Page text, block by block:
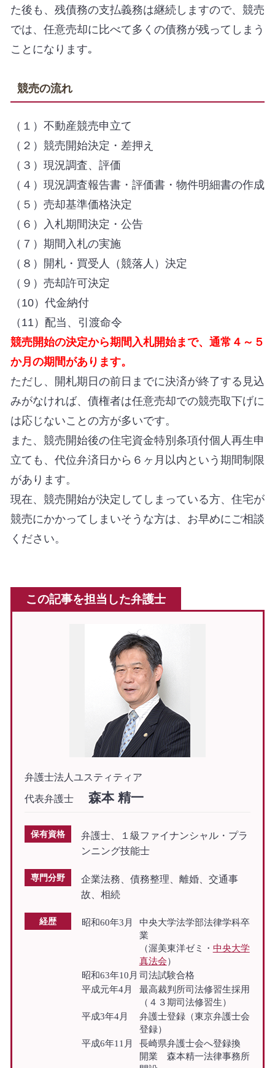
た後も、残債務の支払義務は継続しますので、競売
では、任意売却に比べて多くの債務が残ってしまう
ことになります｡
競売の流れ
（１）不動産競売申立て
（２）競売開始決定・差押え
（３）現況調査、評価
（４）現況調査報告書・評価書・物件明細書の作成
（５）売却基準価格決定
（６）入札期間決定・公告
（７）期間入札の実施
（８）開札・買受人（競落人）決定
（９）売却許可決定
（10）代金納付
（11）配当、引渡命令
競売開始の決定から期間入札開始まで、通常４～５
か月の期間があります。
ただし、開札期日の前日までに決済が終了する見込
みがなければ、債権者は任意売却での競売取下げに
は応じないことの方が多いです。
また、競売開始後の住宅資金特別条項付個人再生申
立ても、代位弁済日から６ヶ月以内という期間制限
があります。
現在、競売開始が決定してしまっている方、住宅が
競売にかかってしまいそうな方は、お早めにご相談
ください。
この記事を担当した弁護士
弁護士法人ユスティティア
代表弁護士
森本 精一
保有資格
弁護士、１級ファイナンシャル・プラ
ンニング技能士
専門分野
企業法務、債務整理、離婚、交通事
故、相続
経歴 昭和60年3月
中央大学法学部法律学科卒
業
（渥美東洋ゼミ・ 中央大学
真法会）
昭和63年10月 司法試験合格
平成元年4月
最高裁判所司法修習生採用
（４３期司法修習生）
平成3年4月
弁護士登録（東京弁護士会
登録）
平成6年11月
長崎県弁護士会へ登録換
開業 森本精一法律事務所